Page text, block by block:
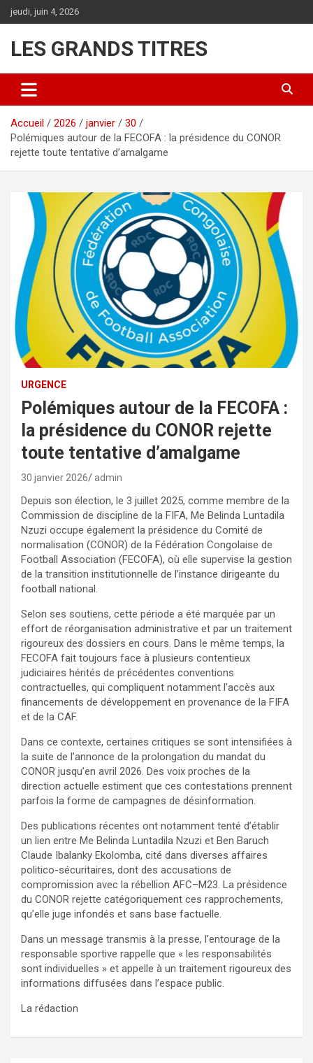
Aller
au
jeudi, juin 4, 2026
LES GRANDS TITRES
Accueil 2026 janvier
30
Polémiques autour de la FECOFA : la présidence du CONOR
rejette toute tentative d’amalgame
URGENCE
Polémiques autour de la FECOFA :
la présidence du CONOR rejette
toute tentative d’amalgame
30 janvier 2026 admin
Depuis son élection, le 3 juillet 2025, comme membre de la
Commission de discipline de la FIFA, Me Belinda Luntadila
Nzuzi occupe également la présidence du Comité de
normalisation (CONOR) de la Fédération Congolaise de
Football Association (FECOFA), où elle supervise la gestion
de la transition institutionnelle de l’instance dirigeante du
football national.
Selon ses soutiens, cette période a été marquée par un
effort de réorganisation administrative et par un traitement
rigoureux des dossiers en cours. Dans le même temps, la
FECOFA fait toujours face à plusieurs contentieux
judiciaires hérités de précédentes conventions
contractuelles, qui compliquent notamment l’accès aux
financements de développement en provenance de la FIFA
et de la CAF.
Dans ce contexte, certaines critiques se sont intensifiées à
la suite de l’annonce de la prolongation du mandat du
CONOR jusqu’en avril 2026. Des voix proches de la
direction actuelle estiment que ces contestations prennent
parfois la forme de campagnes de désinformation.
Des publications récentes ont notamment tenté d’établir
un lien entre Me Belinda Luntadila Nzuzi et Ben Baruch
Claude Ibalanky Ekolomba, cité dans diverses affaires
politico-sécuritaires, dont des accusations de
compromission avec la rébellion AFC–M23. La présidence
du CONOR rejette catégoriquement ces rapprochements,
qu’elle juge infondés et sans base factuelle.
Dans un message transmis à la presse, l’entourage de la
responsable sportive rappelle que « les responsabilités
sont individuelles » et appelle à un traitement rigoureux des
informations diffusées dans l’espace public.
La rédaction